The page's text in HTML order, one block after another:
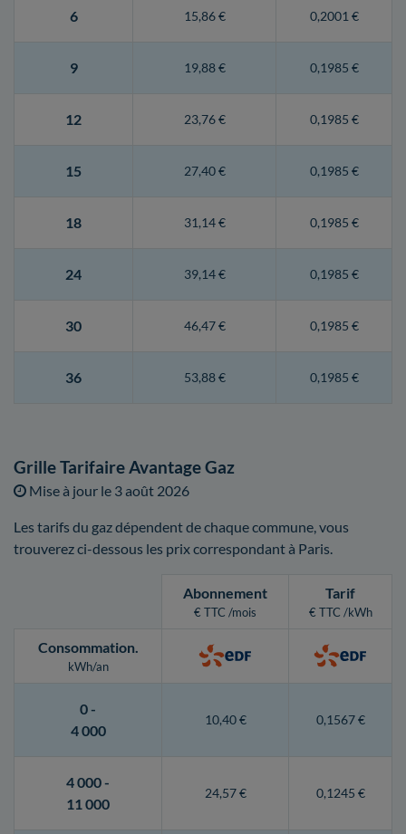
6 15,86 € 0,2001 €
9 19,88 € 0,1985 €
12 23,76 € 0,1985 €
15 27,40 € 0,1985 €
18 31,14 € 0,1985 €
24 39,14 € 0,1985 €
30 46,47 € 0,1985 €
36 53,88 € 0,1985 €
Grille Tarifaire Avantage Gaz
Mise à jour le 3 août 2026
Les tarifs du gaz dépendent de chaque commune, vous
trouverez ci-dessous les prix correspondant à Paris.
Abonnement
€ TTC /mois
Tarif
€ TTC /kWh
Consommation.
kWh/an
0 -
4 000
10,40 € 0,1567 €
4 000 -
11 000
24,57 € 0,1245 €